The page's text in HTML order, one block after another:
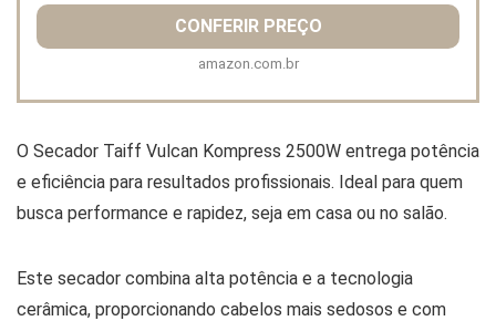
CONFERIR PREÇO
amazon.com.br
O Secador Taiff Vulcan Kompress 2500W entrega potência
e eficiência para resultados profissionais. Ideal para quem
busca performance e rapidez, seja em casa ou no salão.
Este secador combina alta potência e a tecnologia
cerâmica, proporcionando cabelos mais sedosos e com